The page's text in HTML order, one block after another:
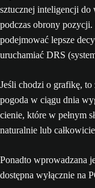
sztucznej inteligencji
podczas obrony pozycji.
podejmować lepsze
uruchamiać DRS
Jeśli chodzi o grafikę,
pogoda w ciągu dnia
cienie, które w pełnym
naturalnie lub
Ponadto wprowadzana
dostępna wyłącznie na